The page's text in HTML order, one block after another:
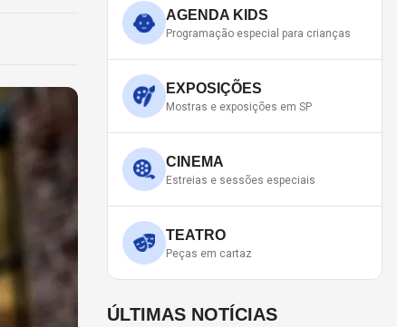
AGENDA KIDS
Programação especial para crianças
EXPOSIÇÕES
Mostras e exposições em SP
CINEMA
Estreias e sessões especiais
TEATRO
Peças em cartaz
ÚLTIMAS NOTÍCIAS